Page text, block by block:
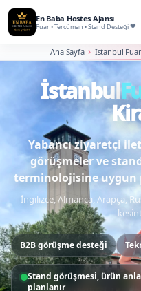
En Baba Hostes Ajansı
Fuar • Tercüman • Stand Desteği
Ana Sayfa İstanbul
İstanbul
Yabancı ziyaretçi
görüşmeler ve
terminolojisine uygun
İngilizce, Almanca, Arapça,
B2B görüşme desteği
Dil seviyesi, sektör
netleşir